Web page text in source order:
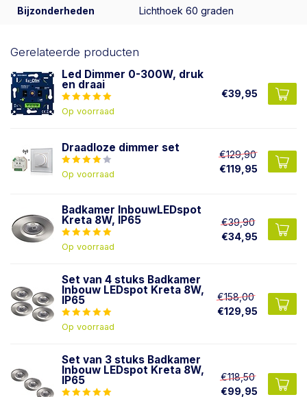
Bijzonderheden Lichthoek 60 graden
Gerelateerde producten
Led Dimmer 0-300W, druk
en draai
Op voorraad
€39,95
Draadloze dimmer set
Op voorraad
€129,90
€119,95
Badkamer InbouwLEDspot
Kreta 8W, IP65
Op voorraad
€39,90
€34,95
Set van 4 stuks Badkamer
Inbouw LEDspot Kreta 8W,
IP65
Op voorraad
€158,00
€129,95
Set van 3 stuks Badkamer
Inbouw LEDspot Kreta 8W,
IP65
€118,50
€99,95